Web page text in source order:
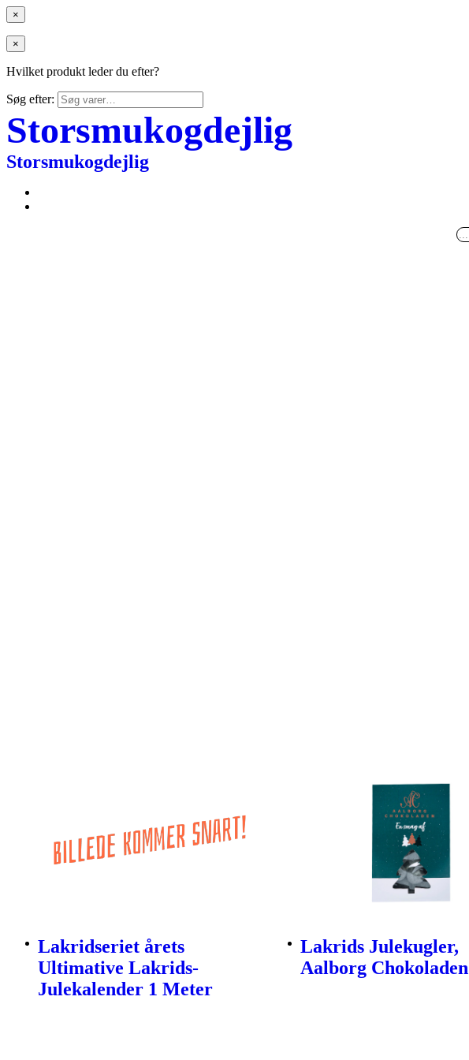
×
×
Hvilket produkt leder du efter?
Søg efter:
Storsmukogdejlig
Storsmukogdejlig
Lakridseriet årets
Ultimative Lakrids-
Julekalender 1 Meter
Lakrids Julekugler,
Aalborg Chokoladen